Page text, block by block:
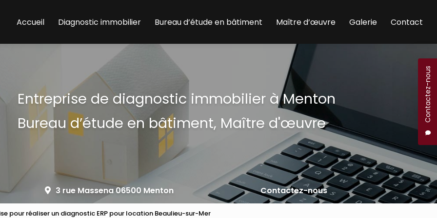
Contactez-nous
Accueil
Diagnostic immobilier Bureau d’étude en bâtiment Maître d’œuvre Galerie Contact
Entreprise de diagnostic immobilier à Menton
Bureau d’étude en bâtiment, Maître d'œuvre
3 rue Massena 06500 Menton Contactez-nous
pour réaliser un diagnostic ERP pour location Beaulieu-sur-Mer